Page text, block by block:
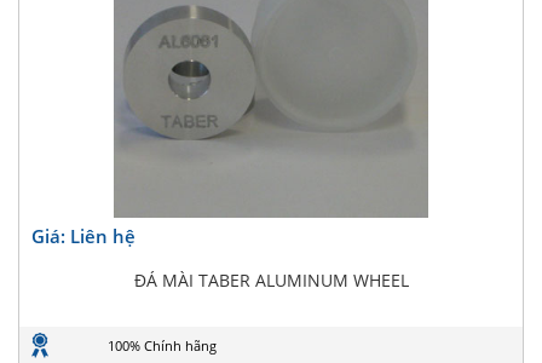
Giá: Liên hệ
ĐÁ MÀI TABER ALUMINUM WHEEL
100% Chính hãng